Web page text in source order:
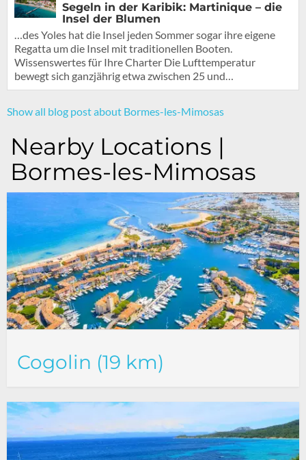
Segeln in der Karibik: Martinique – die
Insel der Blumen
…des Yoles hat die Insel jeden Sommer sogar ihre eigene
Regatta um die Insel mit traditionellen Booten.
Wissenswertes für Ihre Charter Die Lufttemperatur
bewegt sich ganzjährig etwa zwischen 25 und…
Show all blog post about Bormes-les-Mimosas
Nearby Locations |
Bormes-les-Mimosas
Cogolin (19 km)